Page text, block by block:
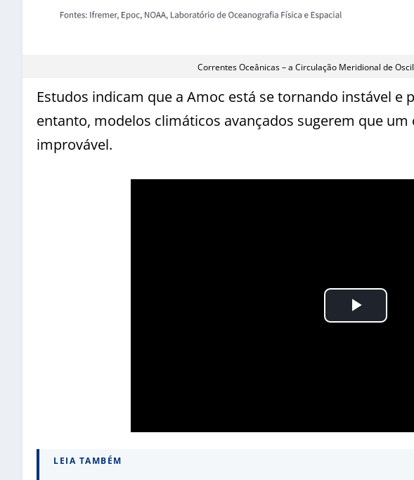
Correntes Oceânicas – a Circulação Meridional de
Estudos indicam que a Amoc está se tornando instável
entanto, modelos climáticos avançados sugerem que um
improvável.
LEIA TAMBÉM